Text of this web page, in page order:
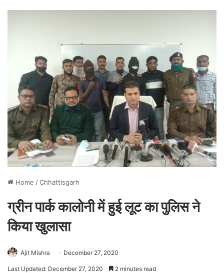
Home /Chhattisgarh
ग्रीन पार्क कालोनी में हुई लूट का पुलिस ने
किया खुलासा
Ajit Mishra December 27, 2020
Last Updated: December 27, 2020 2 minutes read